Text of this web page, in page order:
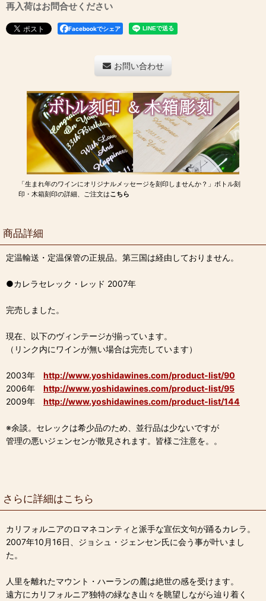
再入荷はお問合せください
Facebookでシェア
お問い合わせ
「生まれ年のワインにオリジナルメッセージを刻印しませんか？」ボトル刻
印・木箱刻印の詳細、ご注文はこちら
商品詳細
定温輸送・定温保管の正規品。第三国は経由しておりません。
●カレラセレック・レッド 2007年
完売しました。
現在、以下のヴィンテージが揃っています。
（リンク内にワインが無い場合は完売しています）
2003年 http://www.yoshidawines.com/product-list/90
2006年 http://www.yoshidawines.com/product-list/95
2009年 http://www.yoshidawines.com/product-list/144
※余談。セレックは希少品のため、並行品は少ないですが
管理の悪いジェンセンが散見されます。皆様ご注意を。。
さらに詳細はこちら
カリフォルニアのロマネコンティと派手な宣伝文句が踊るカレラ。
2007年10月16日、ジョシュ・ジェンセン氏に会う事が叶いまし
た。
人里を離れたマウント・ハーランの麓は絶世の感を受けます。
遠方にカリフォルニア独特の緑なき山々を眺望しながら辿り着く